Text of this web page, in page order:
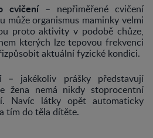
cvičení– nepřiměřené cvičení
může organismus maminky velmi
proto aktivity v podobě chůze,
kterých lze tepovou frekvenci
aktuální fyzické kondici.
– jakékoliv prášky představují
žena nemá nikdy stoprocentní
Navíc látky opět automaticky
tím do těla dítěte.